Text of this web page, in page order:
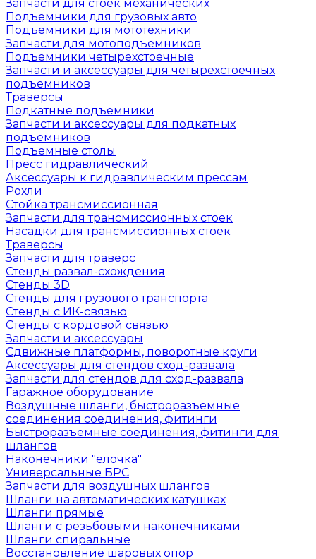
Запчасти для стоек механических
Подъемники для грузовых авто
Подъемники для мототехники
Запчасти для мотоподъемников
Подъемники четырехстоечные
Запчасти и аксессуары для четырехстоечных
подъемников
Траверсы
Подкатные подъемники
Запчасти и аксессуары для подкатных
подъемников
Подъемные столы
Пресс гидравлический
Аксессуары к гидравлическим прессам
Рохли
Стойка трансмиссионная
Запчасти для трансмиссионных стоек
Насадки для трансмиссионных стоек
Траверсы
Запчасти для траверс
Стенды развал-схождения
Стенды 3D
Стенды для грузового транспорта
Стенды с ИК-связью
Стенды с кордовой связью
Запчасти и аксессуары
Сдвижные платформы, поворотные круги
Аксессуары для стендов сход-развала
Запчасти для стендов для сход-развала
Гаражное оборудование
Воздушные шланги, быстроразъемные
соединения соединения, фитинги
Быстроразъемные соединения, фитинги для
шлангов
Наконечники "елочка"
Универсальные БРС
Запчасти для воздушных шлангов
Шланги на автоматических катушках
Шланги прямые
Шланги с резьбовыми наконечниками
Шланги спиральные
Восстановление шаровых опор